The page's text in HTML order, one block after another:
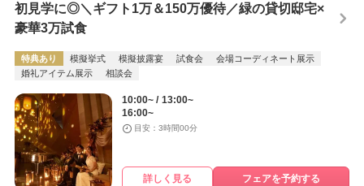
初見学に◎＼ギフト1万＆150万優待／緑の貸切邸宅×
豪華3万試食
特典あり 模擬挙式 模擬披露宴 試食会
会場コーディネート展示
婚礼アイテム展示
相談会
10:00~
13:00~
16:00~
目安：3時間00分
詳しく見る フェアを予約する